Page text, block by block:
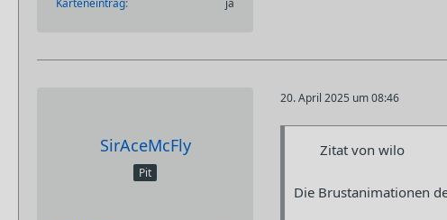
Karteneintrag ja
SirAceMcFly
Pit
20. April 2025 um 08:46
Zitat von wilo
Die Brustanimationen